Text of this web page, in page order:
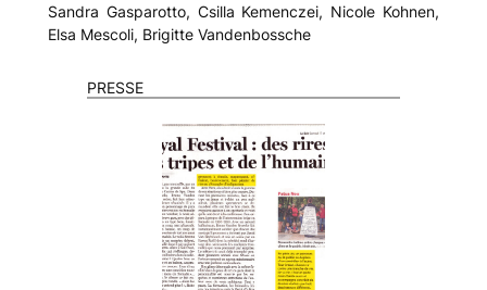
Sandra Gasparotto, Csilla Kemenczei, Nicole Kohnen,
Elsa Mescoli, Brigitte Vandenbossche
PRESSE